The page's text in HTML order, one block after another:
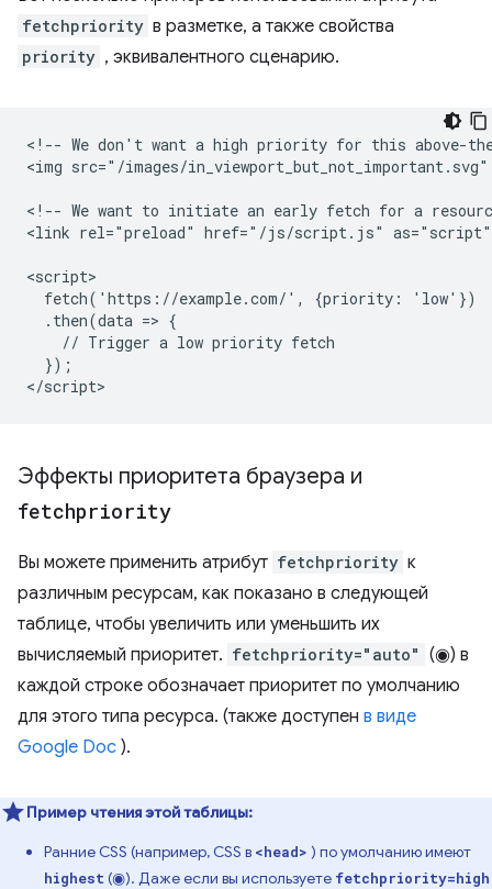
fetchpriority в разметке, а также свойства
priority , эквивалентного сценарию.
<!-- We don't want a high priority for this above-
<img src="/images/
<!-- We want to initiate an early fetch for a
<link rel="preload" href="/js/script.js"
<script>
  fetch('https://example.com/', {priority: 'low'})
  .then(data => {
    // Trigger a low priority fetch
  });
Эффекты приоритета браузера и
fetchpriority
Вы можете применить атрибут fetchpriority к
различным ресурсам, как показано в следующей
таблице, чтобы увеличить или уменьшить их
вычисляемый приоритет. fetchpriority="auto" (◉) в
каждой строке обозначает приоритет по умолчанию
для этого типа ресурса. (также доступен в виде
Google Doc ).
Пример чтения этой таблицы:
Ранние CSS (например, CSS в <head> ) по умолчанию имеют
highest (◉). Даже если вы используете fetchpriority=high